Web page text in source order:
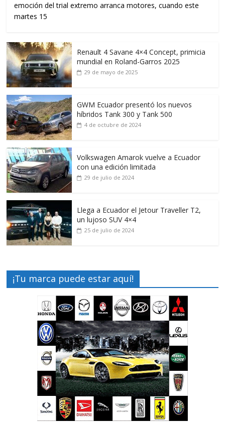
emoción del trial extremo arranca motores, cuando este
martes 15
Renault 4 Savane 4×4 Concept, primicia
mundial en Roland-Garros 2025
29 de mayo de 2025
GWM Ecuador presentó los nuevos
híbridos Tank 300 y Tank 500
4 de octubre de 2024
Volkswagen Amarok vuelve a Ecuador
con una edición limitada
29 de julio de 2024
Llega a Ecuador el Jetour Traveller T2,
un lujoso SUV 4×4
25 de julio de 2024
¡Tu marca puede estar aquí!